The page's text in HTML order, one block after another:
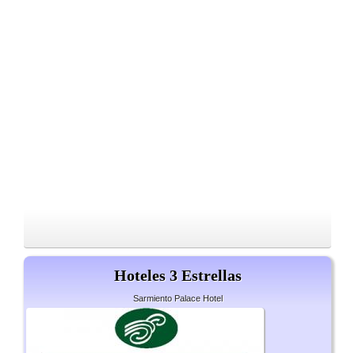
Hoteles 3 Estrellas
Sarmiento Palace Hotel